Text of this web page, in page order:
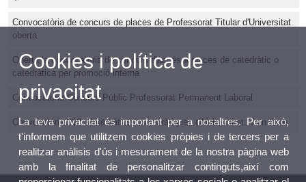
Convocatòria de concurs de places de Professorat Titular d'Universitat
oberta
Oberta la convocatòria de concurs d'accés a places de catedràtic o
catedràtica per promoció interna
Convocatòria Concurs Públic Professorat Permanent Laboral
Convocatòria 212. Catedràtics i catedràtiques d'Universitat. Torn lliure
Cookies i política de
privacitat
La teva privacitat és important per a nosaltres. Per això,
t'informem que utilitzem cookies pròpies i de tercers per a
realitzar anàlisis d'ús i mesurament de la nostra pàgina web
amb la finalitat de personalitzar continguts,així com